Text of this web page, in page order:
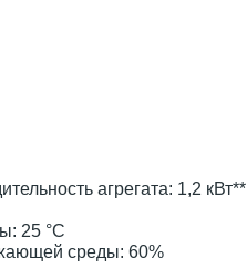
агрегата: 1,2 кВт**
25 °С
среды: 60%